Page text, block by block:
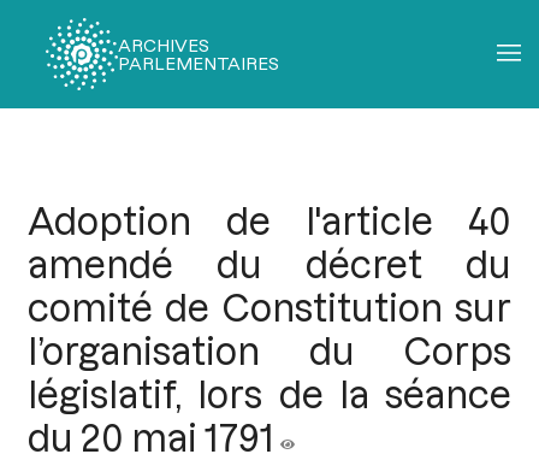
ARCHIVES
PARLEMENTAIRES
Adoption de l'article 40
amendé du décret du
comité de Constitution sur
l’organisation du Corps
législatif, lors de la séance
du 20 mai 1791